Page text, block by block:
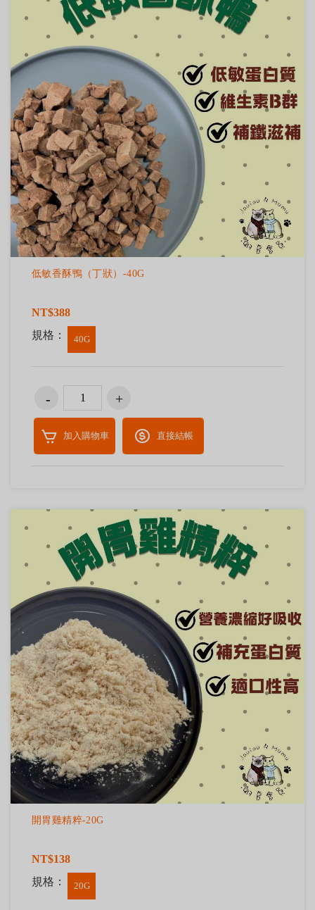
低敏香酥鴨（丁狀）-40G
NT$388
規格：
40G
加入購物車 直接結帳
開胃雞精粹-20G
NT$138
規格：
20G